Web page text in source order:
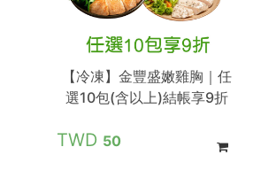
【冷凍】金豐盛嫩雞胸｜任
選10包(含以上)結帳享9折
50